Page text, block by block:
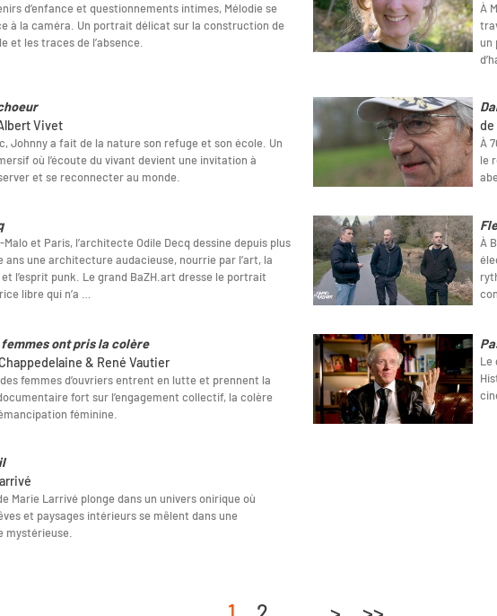
d’enfance et questionnements intimes, Mélodie se
à la caméra. Un portrait délicat sur la construction de
et les traces de l’absence.
À
un
Vivet
Johnny a fait de la nature son refuge et son école. Un
où l’écoute du vivant devient une invitation à
et se reconnecter au monde.
de
À
le
et Paris, l’architecte Odile Decq dessine depuis plus
ans une architecture audacieuse, nourrie par l’art, la
l’esprit punk. Le grand BaZH.art dresse le portrait
libre qui n’a …
À
femmes ont pris la colère
& René Vautier
femmes d’ouvriers entrent en lutte et prennent la
fort sur l’engagement collectif, la colère
féminine.
Le
Marie Larrivé plonge dans un univers onirique où
et paysages intérieurs se mêlent dans une
mystérieuse.